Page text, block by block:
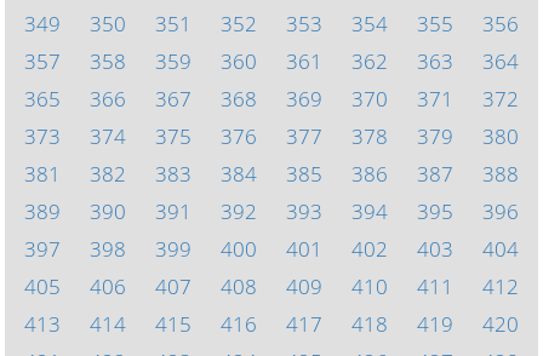
349
350 351 352 353 354 355
356
357
358 359 360 361 362 363
364
365
366 367 368 369 370 371
372
373
374 375 376 377 378 379
380
381
382 383 384 385 386 387
388
389
390 391 392 393 394 395
396
397
398 399 400 401 402 403
404
405
406 407 408 409 410 411
412
413
414 415 416 417 418 419
420